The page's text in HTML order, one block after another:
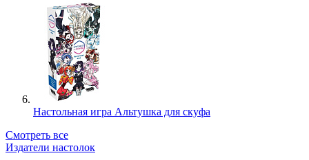
Настольная игра Альтушка для скуфа
Смотреть все
Издатели настолок